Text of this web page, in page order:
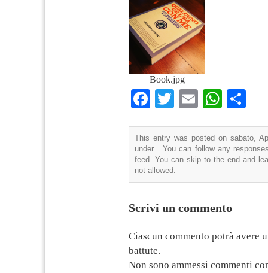
Book.jpg
Facebook
TwitterEmail
This entry was posted on sabato,
under . You can follow any
feed. You can skip to the end and
not allowed.
Scrivi un commento
Ciascun commento potrà avere
battute.
Non sono ammessi commenti